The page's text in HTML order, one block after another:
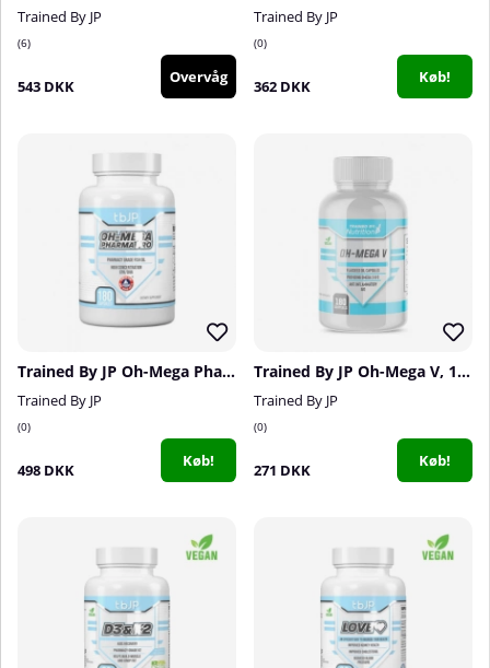
Trained By JP
6
543 DKK Overvåg
Trained By JP
0
362 DKK Køb!
Trained By JP Oh-Mega Pharma Pro, 180 caps
Trained By JP
0
498 DKK Køb!
Trained By JP Oh-Mega V, 180 softgels
Trained By JP
0
271 DKK Køb!